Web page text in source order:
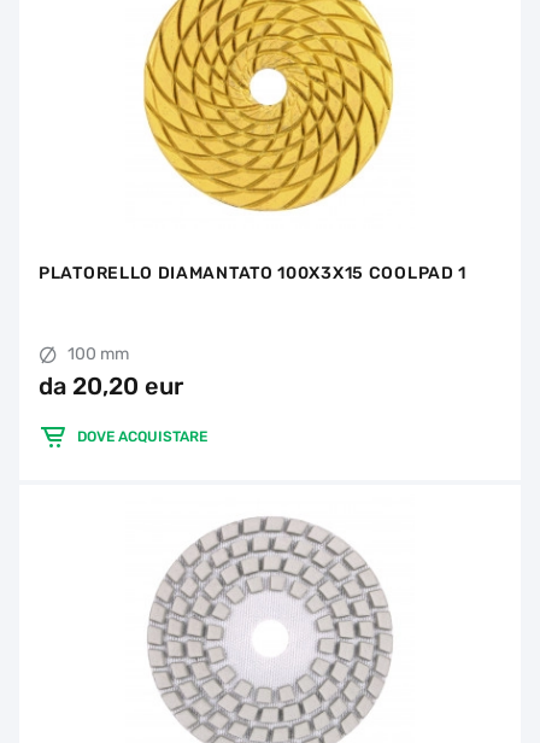
PLATORELLO DIAMANTATO 100X3X15 COOLPAD 1
100 mm
da 20,20 eur
DOVE ACQUISTARE